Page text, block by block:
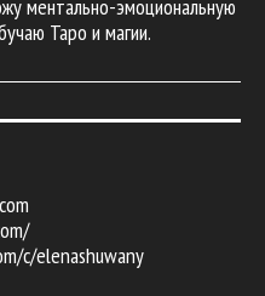
ментально-эмоциональную
Таро и магии.
c/elenashuwany